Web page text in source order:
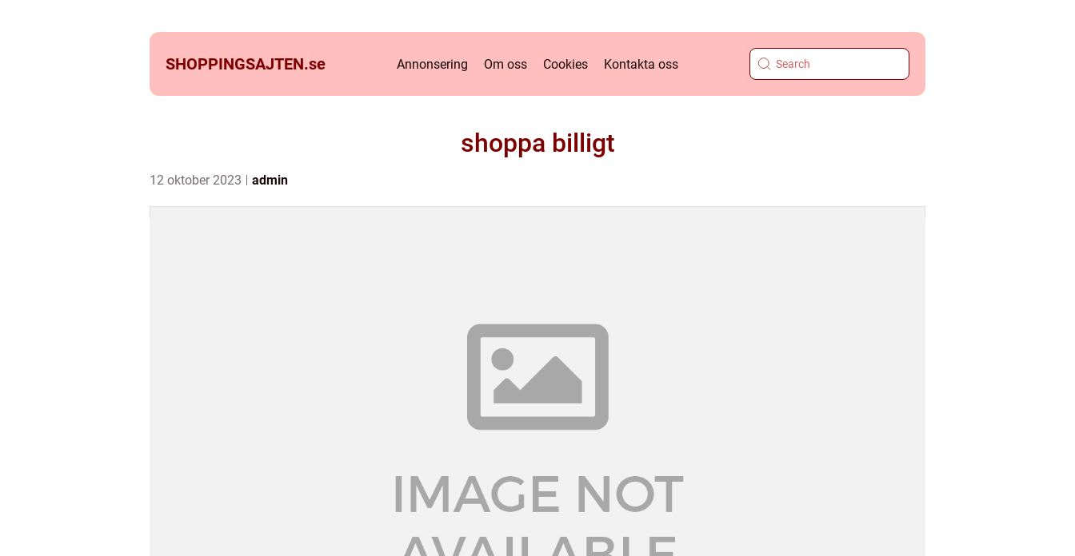
SHOPPINGSAJTEN.se Annonsering Om oss Cookies Kontakta oss
shoppa billigt
12 oktober 2023 admin